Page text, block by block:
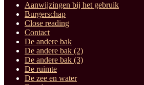
Aanwijzingen bij het gebruik
Burgerschap
Close reading
Contact
De andere bak
De andere bak (2)
De andere bak (3)
De ruimte
De zee en water